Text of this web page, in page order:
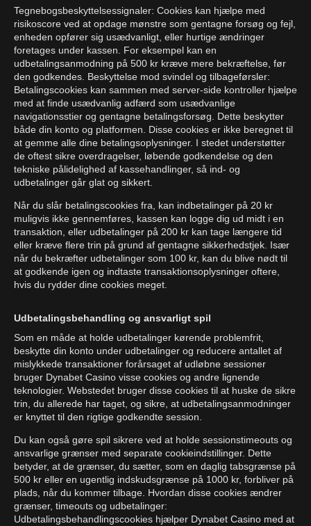
Tegnebogsbeskyttelsessignaler: Cookies kan hjælpe med
risikoscore ved at opdage mønstre som gentagne forsøg og fejl,
enheden opfører sig usædvanligt, eller hurtige ændringer
foretages under kassen. For eksempel kan en
udbetalingsanmodning på 500 kr kræve mere bekræftelse, før
den godkendes. Beskyttelse mod svindel og tilbageførsler:
Betalingscookies kan sammen med server-side kontroller hjælpe
med at finde usædvanlig adfærd som usædvanlige
navigationsstier og gentagne betalingsforsøg. Dette beskytter
både din konto og platformen. Disse cookies er ikke beregnet til
at gemme alle dine betalingsoplysninger. I stedet understøtter
de oftest sikre overdragelser, løbende godkendelse og den
tekniske pålidelighed af kassehandlinger, så ind- og
udbetalinger går glat og sikkert.
Når du slår betalingscookies fra, kan indbetalinger på 20 kr
muligvis ikke gennemføres, kassen kan logge dig ud midt i en
transaktion, eller udbetalinger på 200 kr kan tage længere tid
eller kræve flere trin på grund af gentagne sikkerhedstjek. Især
når du bekræfter udbetalinger som 100 kr, kan du blive nødt til
at godkende igen og indtaste transaktionsoplysninger oftere,
hvis du rydder dine cookies meget.
Udbetalingsbehandling og ansvarligt spil
Som en måde at holde udbetalinger kørende problemfrit,
beskytte din konto under udbetalinger og reducere antallet af
mislykkede transaktioner forårsaget af udløbne sessioner
bruger Dynabet Casino visse cookies og andre lignende
teknologier. Webstedet bruger disse cookies til at huske de sikre
trin, du allerede har taget, og sikre, at udbetalingsanmodninger
er knyttet til den rigtige godkendte session.
Du kan også gøre spil sikrere ved at holde sessionstimeouts og
ansvarlige grænser med separate cookieindstillinger. Dette
betyder, at de grænser, du sætter, som en daglig tabsgrænse på
500 kr eller en ugentlig indskudsgrænse på 1000 kr, forbliver på
plads, når du kommer tilbage. Hvordan disse cookies ændrer
grænser, timeouts og udbetalinger:
Udbetalingsbehandlingscookies hjælper Dynabet Casino med at